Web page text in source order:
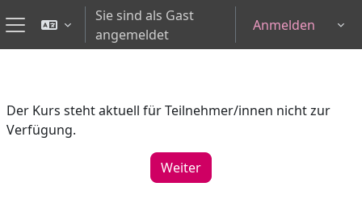
Zum Hauptinhalt
Website-Übersicht
Sie sind als Gast
angemeldet
Anmelden
Der Kurs steht aktuell für Teilnehmer/innen nicht zur
Verfügung.
Weiter